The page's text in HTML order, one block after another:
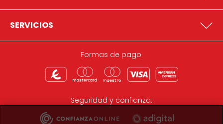
SERVICIOS
Formas de pago:
Seguridad y confianza: